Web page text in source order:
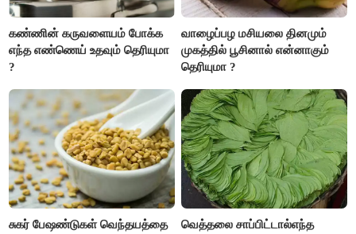
கண்ணின் கருவளையம் போக்க
எந்த எண்ணெய் உதவும் தெரியுமா
?
வாழைப்பழ மசியலை தினமும்
முகத்தில் பூசினால் என்னாகும்
தெரியுமா ?
சுகர் பேஷண்டுகள் வெந்தயத்தை
வெத்தலை சாப்பிட்டால்எந்த